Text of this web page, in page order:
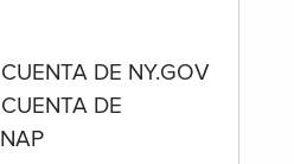
DE NY.GOV
DE